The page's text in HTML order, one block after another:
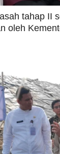
tahap II
oleh